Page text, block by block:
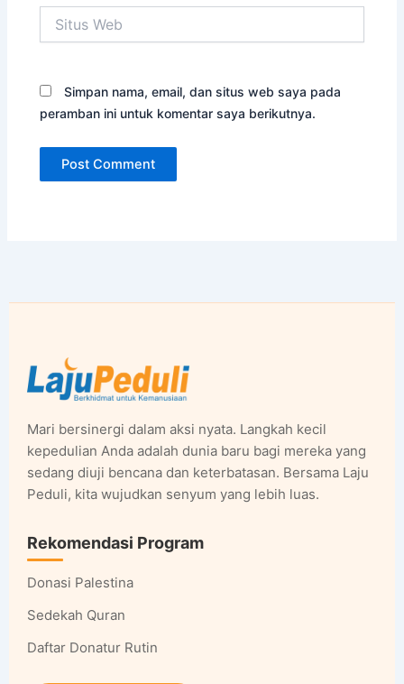
Web
Simpan nama, email, dan situs web saya pada
peramban ini untuk komentar saya berikutnya.
Mari bersinergi dalam aksi nyata. Langkah kecil
kepedulian Anda adalah dunia baru bagi mereka yang
sedang diuji bencana dan keterbatasan. Bersama Laju
Peduli, kita wujudkan senyum yang lebih luas.
Rekomendasi Program
Donasi Palestina
Sedekah Quran
Daftar Donatur Rutin